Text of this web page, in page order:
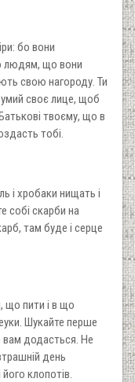
бо вони
людям, що вони
свою нагороду. Ти
своє лице, щоб
твоєму, що в
тобі.
і хробаки нищать і
собі скарби на
там буде і серце
що пити і в що
Шукайте перше
вам додасться. Не
день
клопотів.